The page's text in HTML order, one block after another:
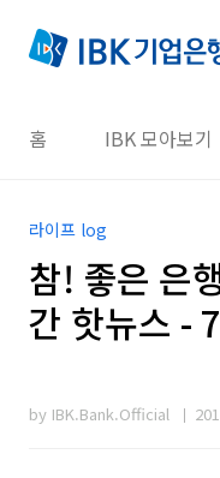
홈 IBK 모아보기
라이프 log
참! 좋은 은
간 핫뉴스 -
by IBK.Bank.Official